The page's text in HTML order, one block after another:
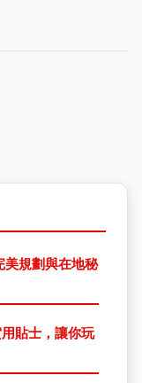
規劃與在地秘
貼士，讓你玩